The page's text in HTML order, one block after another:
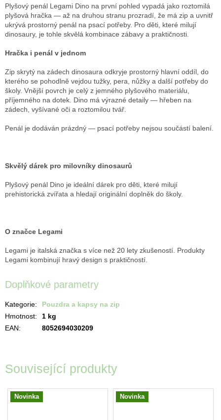
Související produkty
Novinka Novinka
Plyšový penál Legami Dino na první pohled vypadá jako roztomilá
plyšová hračka — až na druhou stranu prozradí, že má zip a uvnitř
ukrývá prostorný penál na psací potřeby. Pro děti, které milují
dinosaury, je tohle skvělá kombinace zábavy a praktičnosti.
Hračka i penál v jednom
Zip skrytý na zádech dinosaura odkryje prostorný hlavní oddíl, do
kterého se pohodlně vejdou tužky, pera, nůžky a další potřeby do
školy. Vnější povrch je celý z jemného plyšového materiálu,
příjemného na dotek. Dino má výrazné detaily — hřeben na
zádech, vyšívané oči a roztomilou tvář.
Penál je dodáván prázdný — psací potřeby nejsou součástí balení.
Skvělý dárek pro milovníky dinosaurů
Plyšový penál Dino je ideální dárek pro děti, které milují
prehistorická zvířata a hledají originální doplněk do školy.
O značce Legami
Legami je italská značka s více než 20 lety zkušeností. Produkty
Legami kombinují hravý design s praktičností.
Doplňkové parametry
Kategorie:
Pouzdra a kapsy na zip
Hmotnost:
1 kg
EAN: 8052694030209